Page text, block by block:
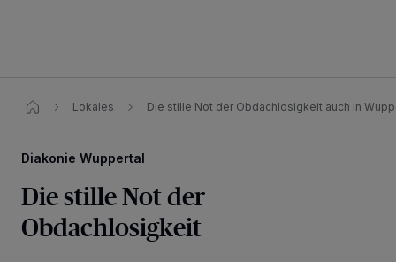
Lokales Die stille Not der Obdachlosigkeit auch in
Diakonie Wuppertal
Die stille Not der
Obdachlosigkeit